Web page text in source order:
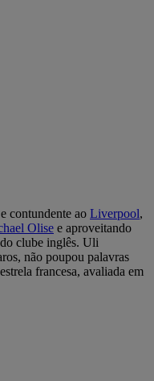
contundente ao Liverpool,
Olise e aproveitando
clube inglês. Uli
não poupou palavras
francesa, avaliada em